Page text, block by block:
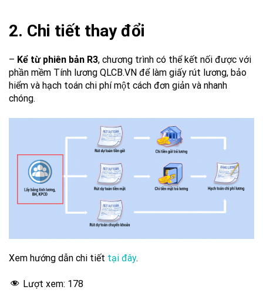
2. Chi tiết thay đổi
– Kể từ phiên bản R3, chương trình có thể kết nối được với
phần mềm Tính lương QLCB.VN để làm giấy rút lương, bảo
hiểm và hạch toán chi phí một cách đơn giản và nhanh
chóng.
Xem hướng dẫn chi tiết tại đây.
Lượt xem: 178